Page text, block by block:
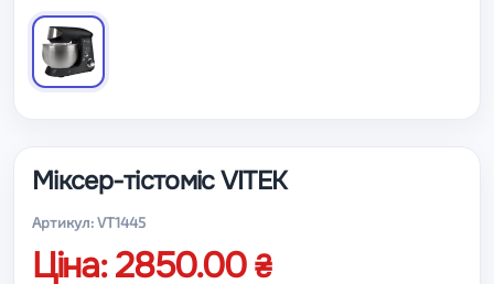
Міксер-тістоміс VITEK
Артикул: VT1445
Ціна: 2850.00